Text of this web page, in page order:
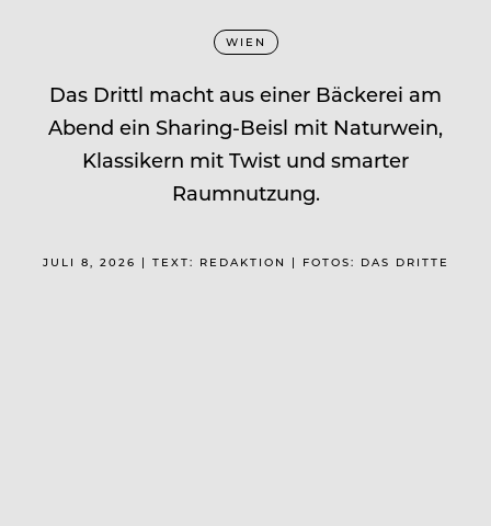
WIEN
Das Drittl macht aus einer Bäckerei am
Abend ein Sharing-Beisl mit Naturwein,
Klassikern mit Twist und smarter
Raumnutzung.
JULI 8, 2026 | TEXT: REDAKTION | FOTOS: DAS DRITTE